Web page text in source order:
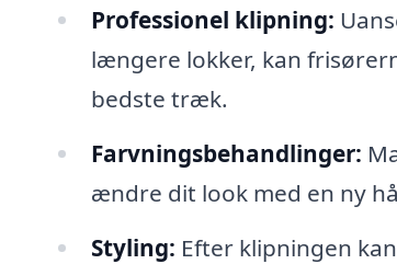
Professionel klipning:
længere lokker, kan
bedste træk.
Farvningsbehandlinger:
ændre dit look med en ny
Styling: Efter klipningen